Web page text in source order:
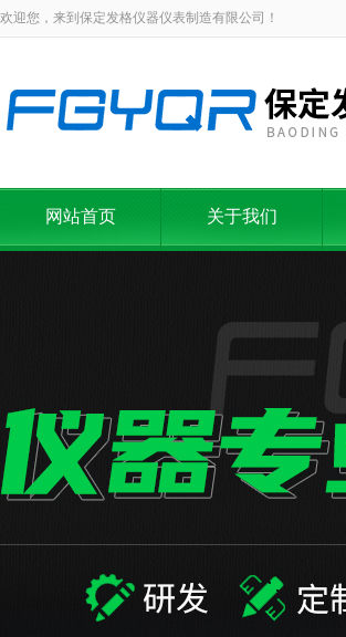
欢迎您，来到保定发格仪器仪表制造有限公司！
网站首页 关于我们